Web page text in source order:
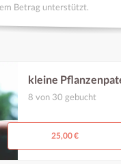
Betrag unterstützt.
kleine
8 von 30 gebucht
Namenschild unseren
schmücken :)
25,00 €